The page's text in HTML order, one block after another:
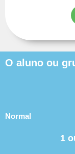
O aluno ou
Normal
1